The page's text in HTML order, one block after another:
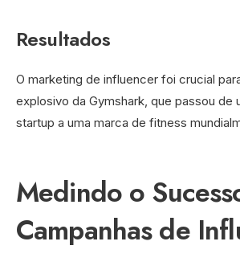
Resultados
O marketing de influencer foi crucial
explosivo da Gymshark, que passou de
startup a uma marca de fitness
Medindo o
Campanhas de